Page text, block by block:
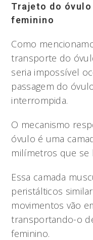
Trajeto do
feminino
Como
transporte do
seria impossível
passagem do
interrompida.
O mecanismo
óvulo é uma
milímetros que se
Essa camada
peristálticos
movimentos vão
transportando-o
feminino.